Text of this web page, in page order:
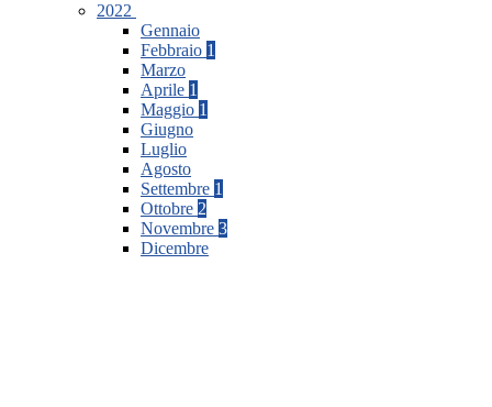
2022
Gennaio
Febbraio 1
Marzo
Aprile 1
Maggio 1
Giugno
Luglio
Agosto
Settembre 1
Ottobre 2
Novembre 3
Dicembre